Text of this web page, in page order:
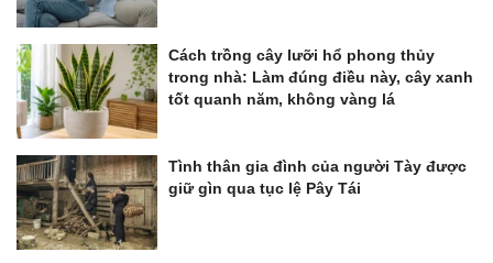
Cách trồng cây lưỡi hổ phong thủy
trong nhà: Làm đúng điều này, cây xanh
tốt quanh năm, không vàng lá
Tình thân gia đình của người Tày được
giữ gìn qua tục lệ Pây Tái